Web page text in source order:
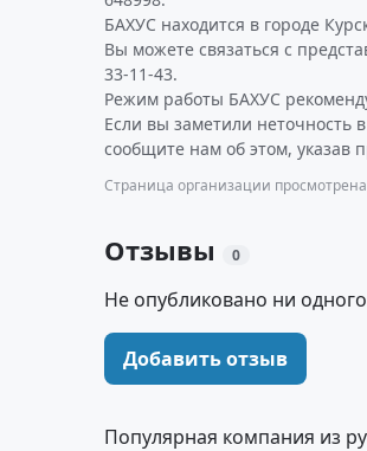
БАХУС находится в городе
Вы можете связаться с
33-11-43.
Режим работы БАХУС
Если вы заметили неточность
сообщите нам об этом,
Страница организации
Отзывы 0
Не опубликовано ни
Добавить отзыв
Популярная компания из